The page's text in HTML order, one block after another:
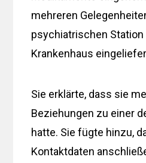
mehreren
psychiatrischen Station
Krankenhaus
Sie erklärte, dass sie
Beziehungen zu einer
hatte. Sie fügte hinzu,
Kontaktdaten